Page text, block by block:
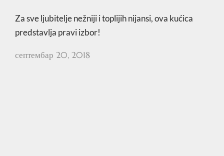
Za sve ljubitelje nežniji i toplijih nijansi, ova kućica
predstavlja pravi izbor!
септембар 20, 2018